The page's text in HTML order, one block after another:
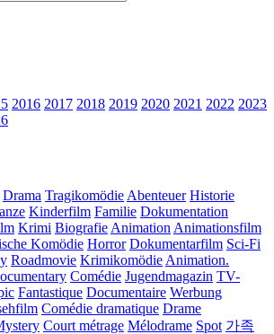
2016 2017 2018 2019 2020 2021 2022 2023
Drama Tragikomödie Abenteuer Historie
Kinderfilm Familie Dokumentation
Krimi Biografie Animation Animationsfilm
Komödie Horror Dokumentarfilm Sci-Fi
Roadmovie Krimikomödie Animation.
Comédie Jugendmagazin TV-
Fantastique Documentaire Werbung
Comédie dramatique Drame
Court métrage Mélodrame Spot 가족